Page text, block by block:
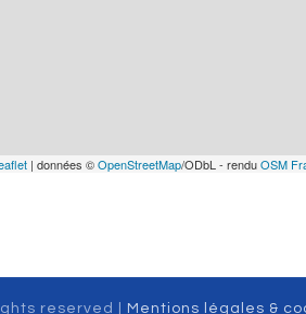
| données ©OpenStreetMap/ODbL - renduOSM
reserved | Mentions légales &